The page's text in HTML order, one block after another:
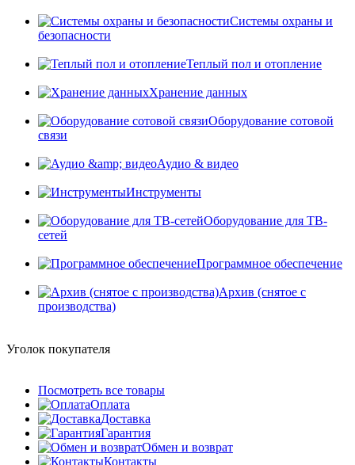
Системы охраны и
безопасности
Теплый пол и отопление
Хранение данных
Оборудование сотовой
связи
Аудио & видео
Инструменты
Оборудование для ТВ-
сетей
Программное обеспечение
Архив (снятое с
производства)
Уголок покупателя
Посмотреть все товары
Оплата
Доставка
Гарантия
Обмен и возврат
Контакты